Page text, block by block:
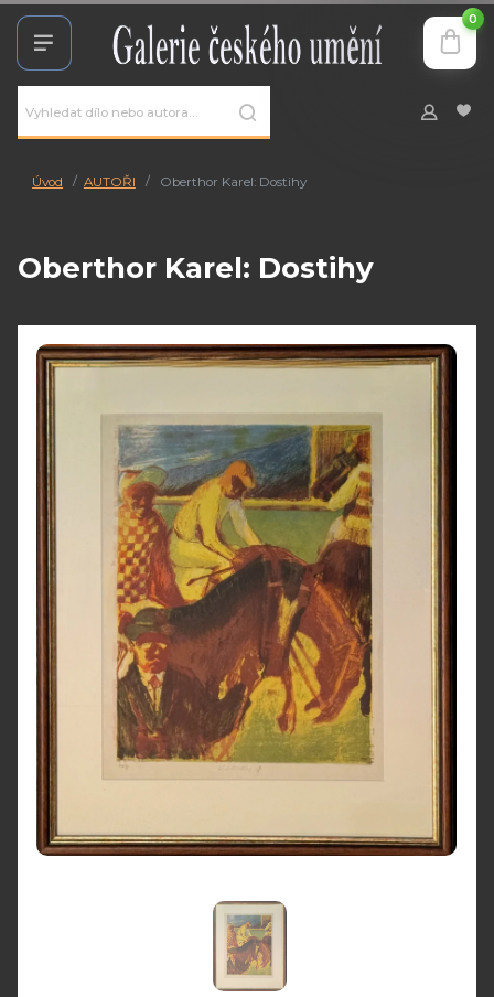
0
Úvod AUTOŘI Oberthor Karel: Dostihy
Oberthor Karel: Dostihy